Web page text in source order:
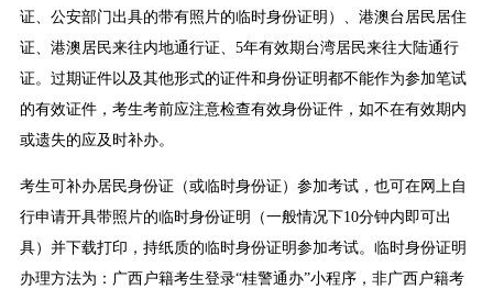
证、公安部门出具的带有照片的临时身份证明）、港澳台居民居住
证、港澳居民来往内地通行证、5年有效期台湾居民来往大陆通行
证。过期证件以及其他形式的证件和身份证明都不能作为参加笔试
的有效证件，考生考前应注意检查有效身份证件，如不在有效期内
或遗失的应及时补办。
考生可补办居民身份证（或临时身份证）参加考试，也可在网上自
行申请开具带照片的临时身份证明（一般情况下10分钟内即可出
具）并下载打印，持纸质的临时身份证明参加考试。临时身份证明
办理方法为：广西户籍考生登录“桂警通办”小程序，非广西户籍考